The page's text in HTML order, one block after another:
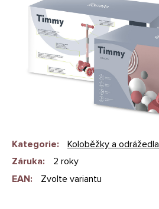
Kategorie:
Koloběžky a odrážedla
Záruka:
2 roky
EAN: Zvolte variantu